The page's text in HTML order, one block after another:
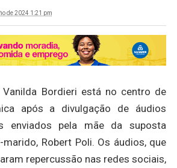
de 2024 1:21 pm
Bordieri está no centro de
após a divulgação de áudios
enviados pela mãe da suposta
Robert Poli. Os áudios, que
repercussão nas redes sociais,